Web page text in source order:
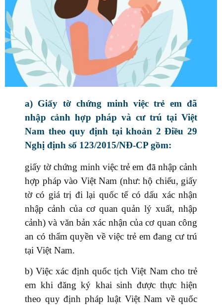
a) Giấy tờ chứng minh việc trẻ em đã
nhập cảnh hợp pháp và cư trú tại Việt
Nam theo quy định tại khoản 2 Điều 29
Nghị định số 123/2015/NĐ-CP gồm:
giấy tờ chứng minh việc trẻ em đã nhập cảnh
hợp pháp vào Việt Nam (như: hộ chiếu, giấy
tờ có giá trị đi lại quốc tế có dấu xác nhận
nhập cảnh của cơ quan quản lý xuất, nhập
cảnh) và văn bản xác nhận của cơ quan công
an có thẩm quyền về việc trẻ em đang cư trú
tại Việt Nam.
b) Việc xác định quốc tịch Việt Nam cho trẻ
em khi đăng ký khai sinh được thực hiện
theo quy định pháp luật Việt Nam về quốc